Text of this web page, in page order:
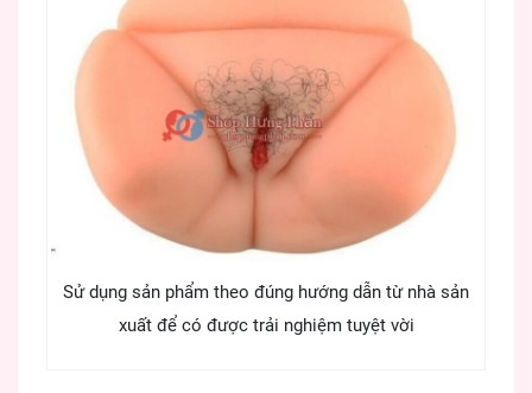
Sử dụng sản phẩm theo đúng hướng dẫn từ nhà sản
xuất để có được trải nghiệm tuyệt vời